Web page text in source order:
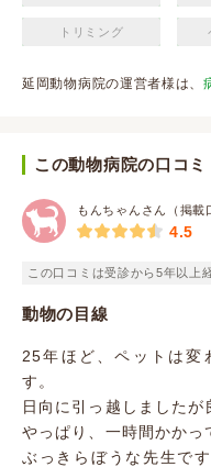
トリミング
延岡動物病院の運営者様は、
この動物病院の口コミ
もんちゃんさん（掲載
4.5
この口コミは受診から5年以上
動物の目線
25年ほど、ペットは変
す。
日向に引っ越しましたが
やっぱり、一時間かかっ
ぶっきらぼうな先生で